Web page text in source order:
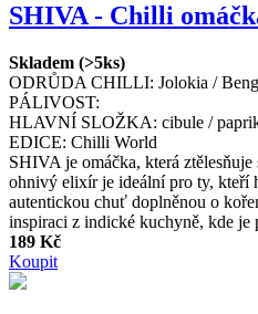
SHIVA - Chilli
Skladem (>5ks)
ODRŮDA CHILLI: Jolokia /
PÁLIVOST:
HLAVNÍ SLOŽKA: cibule /
EDICE: Chilli World
SHIVA je omáčka, která
ohnivý elixír je ideální pro ty, kteří
autentickou chuť doplněnou o
inspiraci z indické kuchyně, kde
189 Kč
Koupit